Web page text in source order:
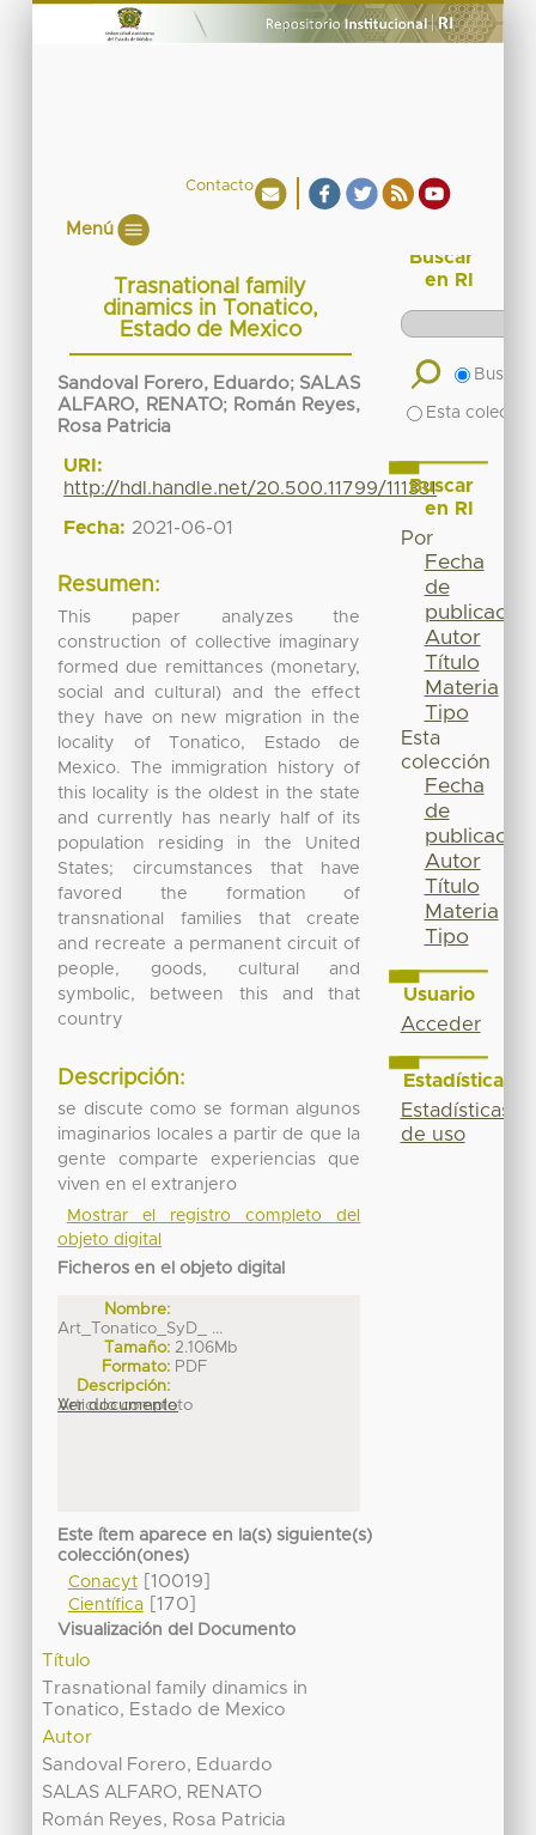
Contacto
Menú
Trasnational family
dinamics in Tonatico,
Estado de Mexico
Sandoval Forero, Eduardo; SALAS
ALFARO, RENATO; Román Reyes,
Rosa Patricia
URI:
http://hdl.handle.net/20.500.11799/111331
Fecha: 2021-06-01
Resumen:
This paper analyzes the
construction of collective imaginary
formed due remittances (monetary,
social and cultural) and the effect
they have on new migration in the
locality of Tonatico, Estado de
Mexico. The immigration history of
this locality is the oldest in the state
and currently has nearly half of its
population residing in the United
States; circumstances that have
favored the formation of
transnational families that create
and recreate a permanent circuit of
people, goods, cultural and
symbolic, between this and that
country
Descripción:
se discute como se forman algunos
imaginarios locales a partir de que la
gente comparte experiencias que
viven en el extranjero
Mostrar el registro completo del
objeto digital
Ficheros en el objeto digital
Nombre:
Art_Tonatico_SyD_ ...
Tamaño: 2.106Mb
Formato: PDF
Descripción:
Articulo completo
Ver documento
Este ítem aparece en la(s) siguiente(s)
colección(ones)
Conacyt[10019]
Científica[170]
Visualización del Documento
Título
Trasnational family dinamics in
Tonatico, Estado de Mexico
Autor
Sandoval Forero, Eduardo
SALAS ALFARO, RENATO
Román Reyes, Rosa Patricia
Buscar
en RI
Buscar
Esta
Buscar
en RI
Por
Fecha
de
publicación
Autor
Título
Materia
Tipo
Esta
colección
Fecha
de
publicación
Autor
Título
Materia
Tipo
Usuario
Acceder
Estadísticas
Estadísticas
de uso